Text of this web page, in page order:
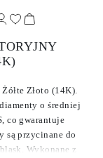
Złoto (14K).
o średniej
co gwarantuje
są przycinane do
Wykonane z